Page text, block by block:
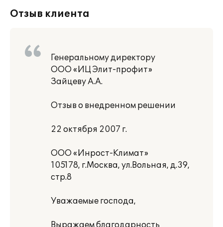
Отзыв клиента
Генеральному директору
ООО «ИЦ Элит-профит»
Зайцеву А.А.
Отзыв о внедренном решении
22 октября 2007 г.
ООО «Инрост-Климат»
105178, г.Москва, ул.Вольная, д.39,
стр.8
Уважаемые господа,
Выражаем благодарность